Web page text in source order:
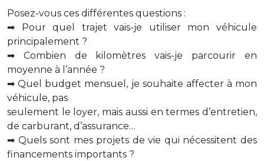
Posez-vous ces différentes questions :
➡ Pour quel trajet vais-je utiliser mon véhicule
principalement ?
➡ Combien de kilomètres vais-je parcourir en
moyenne à l’année ?
➡ Quel budget mensuel, je souhaite affecter à mon
véhicule, pas
seulement le loyer, mais aussi en termes d’entretien,
de carburant, d’assurance…
➡ Quels sont mes projets de vie qui nécessitent des
financements importants ?